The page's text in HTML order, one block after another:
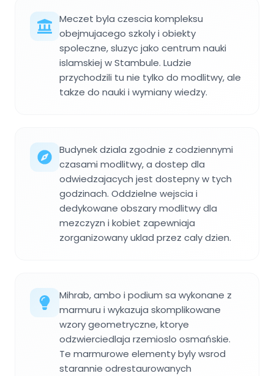
Meczet byla czescia kompleksu
obejmujacego szkoly i obiekty
spoleczne, sluzyc jako centrum nauki
islamskiej w Stambule. Ludzie
przychodzili tu nie tylko do modlitwy, ale
takze do nauki i wymiany wiedzy.
Budynek dziala zgodnie z codziennymi
czasami modlitwy, a dostep dla
odwiedzajacych jest dostepny w tych
godzinach. Oddzielne wejscia i
dedykowane obszary modlitwy dla
mezczyzn i kobiet zapewniaja
zorganizowany uklad przez caly dzien.
Mihrab, ambo i podium sa wykonane z
marmuru i wykazuja skomplikowane
wzory geometryczne, ktorye
odzwierciedlaja rzemioslo osmańskie.
Te marmurowe elementy byly wsrod
starannie odrestaurowanych